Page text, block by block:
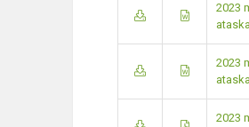
2023
2023
2023